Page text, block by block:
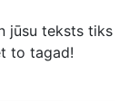
jūsu teksts tiks
to tagad!